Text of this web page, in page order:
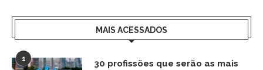
MAIS ACESSADOS
1
30 profissões que serão as mais